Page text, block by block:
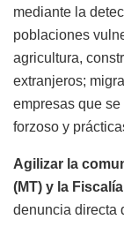
mediante la
poblaciones
agricultura,
extranjeros;
empresas que
forzoso y
Agilizar la
(MT) y la
denuncia directa